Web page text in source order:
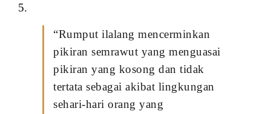
5.
“Rumput ilalang mencerminkan
pikiran semrawut yang menguasai
pikiran yang kosong dan tidak
tertata sebagai akibat lingkungan
sehari-hari orang yang